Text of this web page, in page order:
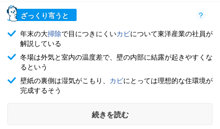
ざっくり言うと
年末の大掃除で目につきにくいカビについて東洋産業の社員が
解説している
冬場は外気と室内の温度差で、壁の内部に結露が起きやすくな
るという
壁紙の裏側は湿気がこもり、 カビにとっては理想的な住環境が
完成するそう
続きを読む